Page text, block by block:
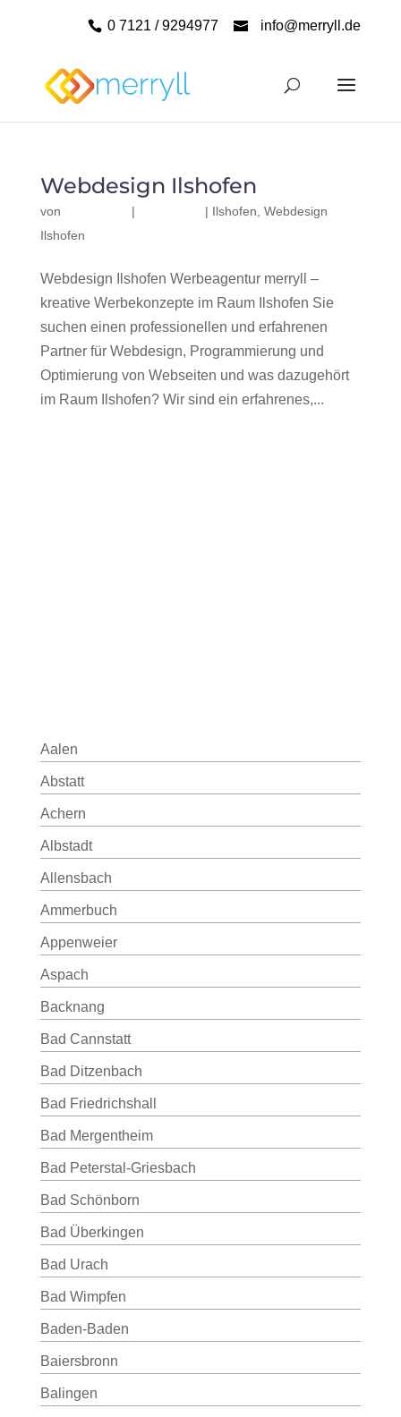
0 7121 / 9294977 info@merryll.de
Webdesign Ilshofen
von | | Ilshofen Webdesign
Ilshofen
Webdesign Ilshofen Werbeagentur merryll –
kreative Werbekonzepte im Raum Ilshofen Sie
suchen einen professionellen und erfahrenen
Partner für Webdesign, Programmierung und
Optimierung von Webseiten und was dazugehört
im Raum Ilshofen? Wir sind ein erfahrenes,...
Aalen
Abstatt
Achern
Albstadt
Allensbach
Ammerbuch
Appenweier
Aspach
Backnang
Bad Cannstatt
Bad Ditzenbach
Bad Friedrichshall
Bad Mergentheim
Bad Peterstal-Griesbach
Bad Schönborn
Bad Überkingen
Bad Urach
Bad Wimpfen
Baden-Baden
Baiersbronn
Balingen